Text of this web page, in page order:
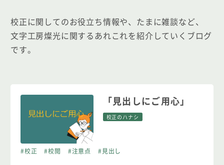
校正に関してのお役立ち情報や、たまに雑談など、
文字工房燦光に関するあれこれを紹介していくブログ
です。
「見出しにご用心」
校正のハナシ
#校正 #校閲 #注意点 #見出し